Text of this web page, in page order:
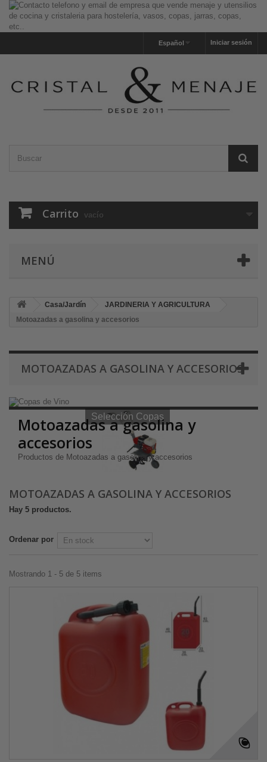
Iniciar sesión
Español
Carrito vacío
MENÚ
Casa/Jardín
JARDINERIA Y AGRICULTURA
Motoazadas a gasolina y accesorios
MOTOAZADAS A GASOLINA Y ACCESORIOS
Selección Copas de Vino y Champagne
Selección Copas
Motoazadas a gasolina y
accesorios
Productos de Motoazadas a gasolina y accesorios
MOTOAZADAS A GASOLINA Y ACCESORIOS
Hay 5 productos.
Ordenar por
Mostrando 1 - 5 de 5 items